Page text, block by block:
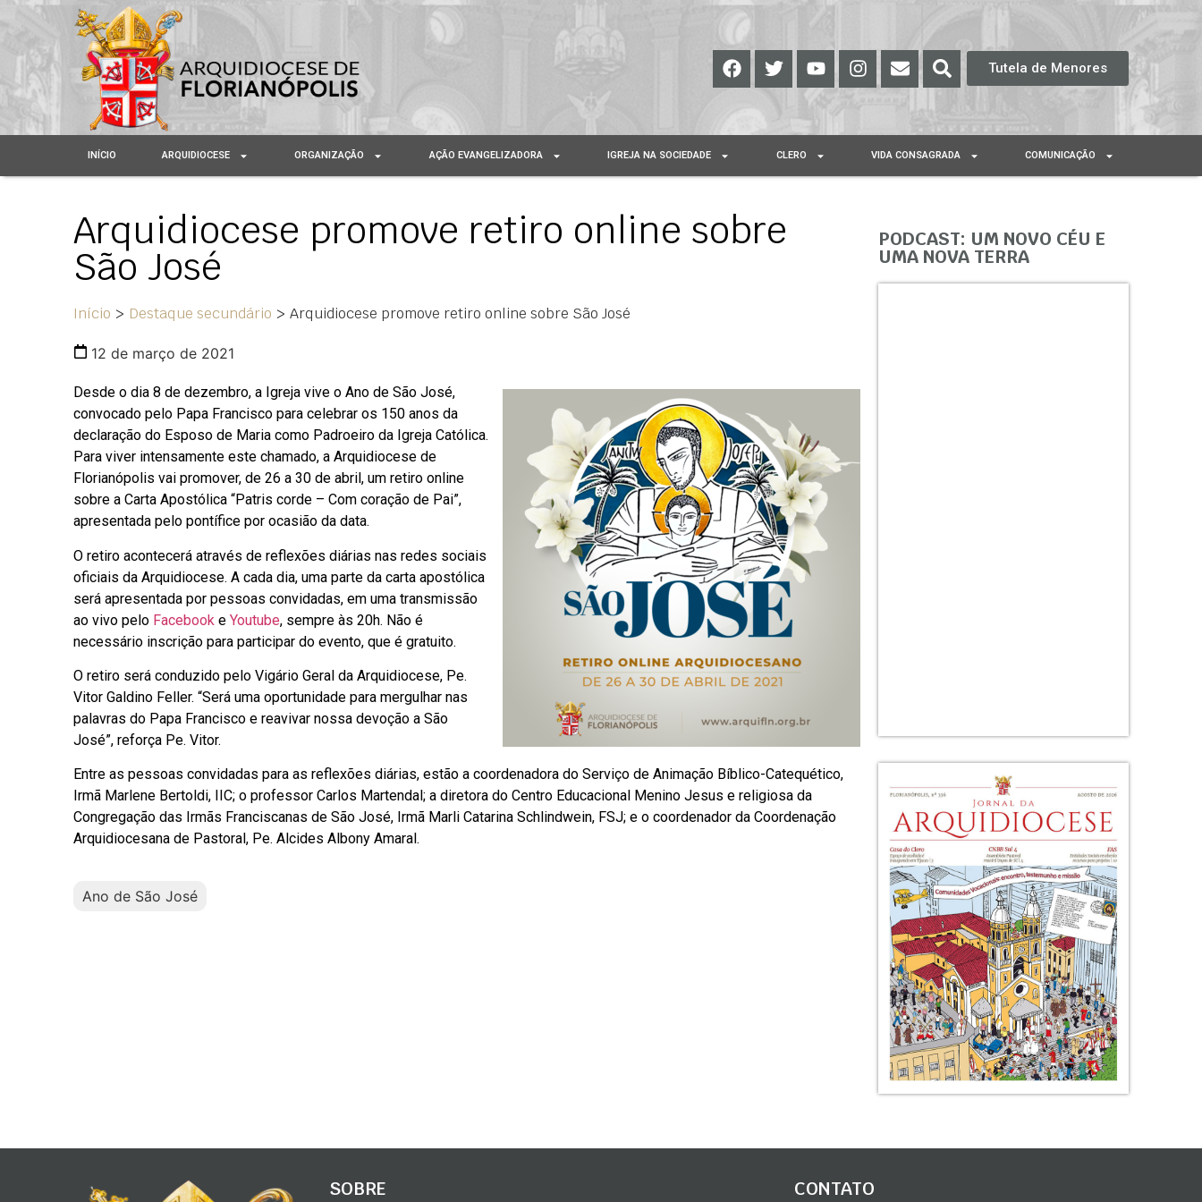
Tutela de Menores
INÍCIO ARQUIDIOCESE ORGANIZAÇÃO AÇÃO EVANGELIZADORA IGREJA NA SOCIEDADE CLERO VIDA CONSAGRADA COMUNICAÇÃO
Arquidiocese promove retiro online sobre
São José
Início > Destaque secundário > Arquidiocese promove retiro online sobre São José
12 de março de 2021
Desde o dia 8 de dezembro, a Igreja vive o Ano de São José,
convocado pelo Papa Francisco para celebrar os 150 anos da
declaração do Esposo de Maria como Padroeiro da Igreja Católica.
Para viver intensamente este chamado, a Arquidiocese de
Florianópolis vai promover, de 26 a 30 de abril, um retiro online
sobre a Carta Apostólica “Patris corde – Com coração de Pai”,
apresentada pelo pontífice por ocasião da data.
O retiro acontecerá através de reflexões diárias nas redes sociais
oficiais da Arquidiocese. A cada dia, uma parte da carta apostólica
será apresentada por pessoas convidadas, em uma transmissão
ao vivo pelo Facebook e Youtube, sempre às 20h. Não é
necessário inscrição para participar do evento, que é gratuito.
O retiro será conduzido pelo Vigário Geral da Arquidiocese, Pe.
Vitor Galdino Feller. “Será uma oportunidade para mergulhar nas
palavras do Papa Francisco e reavivar nossa devoção a São
José”, reforça Pe. Vitor.
Entre as pessoas convidadas para as reflexões diárias, estão a coordenadora do Serviço de Animação Bíblico-Catequético,
Irmã Marlene Bertoldi, IIC; o professor Carlos Martendal; a diretora do Centro Educacional Menino Jesus e religiosa da
Congregação das Irmãs Franciscanas de São José, Irmã Marli Catarina Schlindwein, FSJ; e o coordenador da Coordenação
Arquidiocesana de Pastoral, Pe. Alcides Albony Amaral.
Ano de São José
PODCAST: UM NOVO CÉU E
UMA NOVA TERRA
SOBRE CONTATO